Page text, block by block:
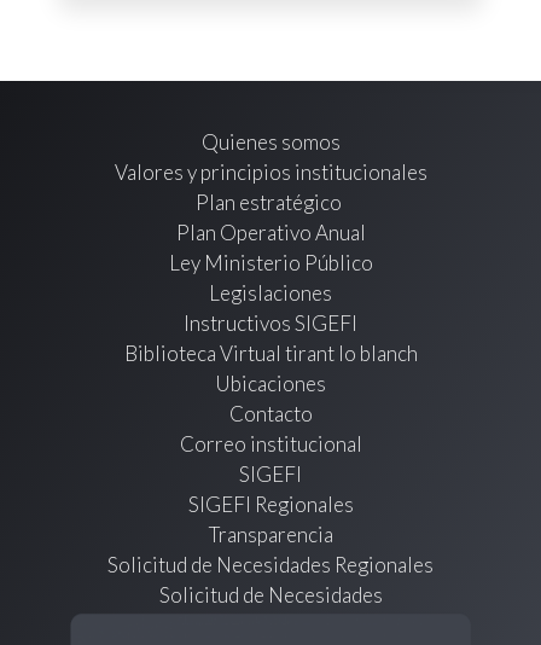
Quienes somos
Valores y principios institucionales
Plan estratégico
Plan Operativo Anual
Ley Ministerio Público
Legislaciones
Instructivos SIGEFI
Biblioteca Virtual tirant lo blanch
Ubicaciones
Contacto
Correo institucional
SIGEFI
SIGEFI Regionales
Transparencia
Solicitud de Necesidades Regionales
Solicitud de Necesidades